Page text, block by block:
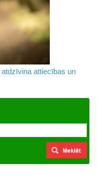
attiecības un